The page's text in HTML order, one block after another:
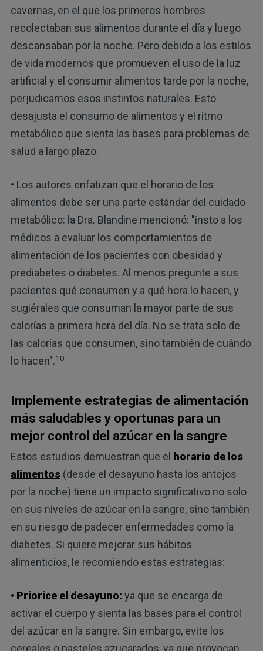
cavernas, en el que los primeros hombres
recolectaban sus alimentos durante el día y luego
descansaban por la noche. Pero debido a los estilos
de vida modernos que promueven el uso de la luz
artificial y el consumir alimentos tarde por la noche,
perjudicamos esos instintos naturales. Esto
desajusta el consumo de alimentos y el ritmo
metabólico que sienta las bases para problemas de
salud a largo plazo.
• Los autores enfatizan que el horario de los
alimentos debe ser una parte estándar del cuidado
metabólico: la Dra. Blandine mencionó: "insto a los
médicos a evaluar los comportamientos de
alimentación de los pacientes con obesidad y
prediabetes o diabetes. Al menos pregunte a sus
pacientes qué consumen y a qué hora lo hacen, y
sugiérales que consuman la mayor parte de sus
calorías a primera hora del día. No se trata solo de
las calorías que consumen, sino también de cuándo
lo hacen".10
Implemente estrategias de alimentación
más saludables y oportunas para un
mejor control del azúcar en la sangre
Estos estudios demuestran que el horario de los
alimentos(desde el desayuno hasta los antojos
por la noche) tiene un impacto significativo no solo
en sus niveles de azúcar en la sangre, sino también
en su riesgo de padecer enfermedades como la
diabetes. Si quiere mejorar sus hábitos
alimenticios, le recomiendo estas estrategias:
• Priorice el desayuno: ya que se encarga de
activar el cuerpo y sienta las bases para el control
del azúcar en la sangre. Sin embargo, evite los
cereales o pasteles azucarados, ya que provocan